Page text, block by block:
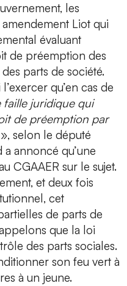
les
Liot qui
évaluant
de préemption des
parts de société.
qu’en cas de
faille juridique qui
de préemption par
selon le député
annoncé qu’une
CGAAER sur le sujet.
et deux fois
cet
de parts de
que la loi
des parts sociales.
son feu vert à
à un jeune.